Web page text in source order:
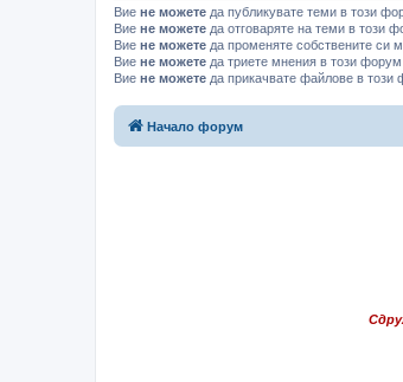
Вие не можете да публикувате теми в този
Вие не можете да отговаряте на теми в този
Вие не можете да променяте собствените си
Вие не можете да триете мнения в този форум
Вие не можете да прикачвате файлове в този
Начало форум